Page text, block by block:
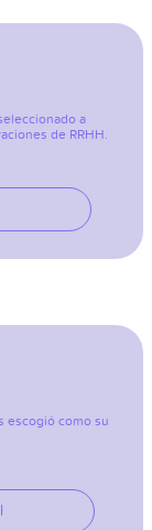
a
de RRHH.
escogió como su